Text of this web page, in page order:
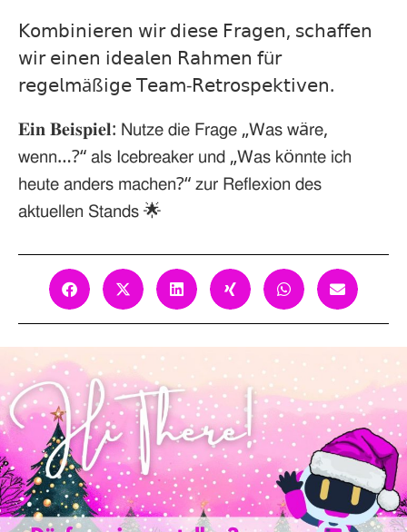
𝖪𝗈𝗆𝖻𝗂𝗇𝗂𝖾𝗋𝖾𝗇 𝗐𝗂𝗋 𝖽𝗂𝖾𝗌𝖾 𝖥𝗋𝖺𝗀𝖾𝗇, 𝗌𝖼𝗁𝖺𝖿𝖿𝖾𝗇
𝗐𝗂𝗋 𝖾𝗂𝗇𝖾𝗇 𝗂𝖽𝖾𝖺𝗅𝖾𝗇 𝖱𝖺𝗁𝗆𝖾𝗇 𝖿ü𝗋
𝗋𝖾𝗀𝖾𝗅𝗆äß𝗂𝗀𝖾 𝖳𝖾𝖺𝗆-𝖱𝖾𝗍𝗋𝗈𝗌𝗉𝖾𝗄𝗍𝗂𝗏𝖾𝗇.⁣
𝐄𝐢𝐧 𝐁𝐞𝐢𝐬𝐩𝐢𝐞𝐥: 𝖭𝗎𝗍𝗓𝖾 𝖽𝗂𝖾 𝖥𝗋𝖺𝗀𝖾 „𝖶𝖺𝗌 𝗐ä𝗋𝖾,
𝗐𝖾𝗇𝗇…?“ 𝖺𝗅𝗌 𝖨𝖼𝖾𝖻𝗋𝖾𝖺𝗄𝖾𝗋 𝗎𝗇𝖽 „𝖶𝖺𝗌 𝗄ö𝗇𝗇𝗍𝖾 𝗂𝖼𝗁
𝗁𝖾𝗎𝗍𝖾 𝖺𝗇𝖽𝖾𝗋𝗌 𝗆𝖺𝖼𝗁𝖾𝗇?“ 𝗓𝗎𝗋 𝖱𝖾𝖿𝗅𝖾𝗑𝗂𝗈𝗇 𝖽𝖾𝗌
𝖺𝗄𝗍𝗎𝖾𝗅𝗅𝖾𝗇 𝖲𝗍𝖺𝗇𝖽𝗌 🌟⁣